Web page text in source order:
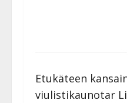
Etukäteen
viulistikaunotar